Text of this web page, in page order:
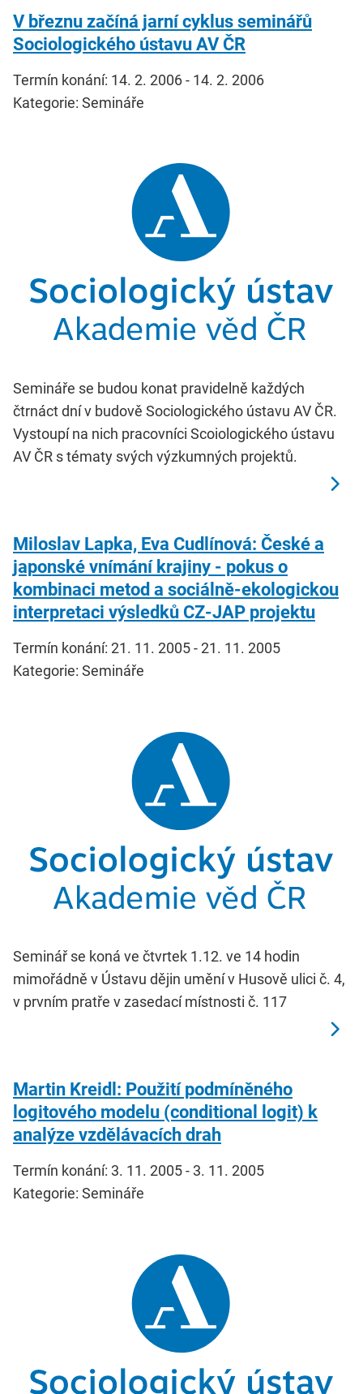
V březnu začíná jarní cyklus seminářů
Sociologického ústavu AV ČR
Termín konání: 14. 2. 2006 - 14. 2. 2006
Kategorie: Semináře
Semináře se budou konat pravidelně každých
čtrnáct dní v budově Sociologického ústavu AV ČR.
Vystoupí na nich pracovníci Scoiologického ústavu
AV ČR s tématy svých výzkumných projektů.
Miloslav Lapka, Eva Cudlínová: České a
japonské vnímání krajiny - pokus o
kombinaci metod a sociálně-ekologickou
interpretaci výsledků CZ-JAP projektu
Termín konání: 21. 11. 2005 - 21. 11. 2005
Kategorie: Semináře
Seminář se koná ve čtvrtek 1.12. ve 14 hodin
mimořádně v Ústavu dějin umění v Husově ulici č. 4,
v prvním pratře v zasedací místnosti č. 117
Martin Kreidl: Použití podmíněného
logitového modelu (conditional logit) k
analýze vzdělávacích drah
Termín konání: 3. 11. 2005 - 3. 11. 2005
Kategorie: Semináře